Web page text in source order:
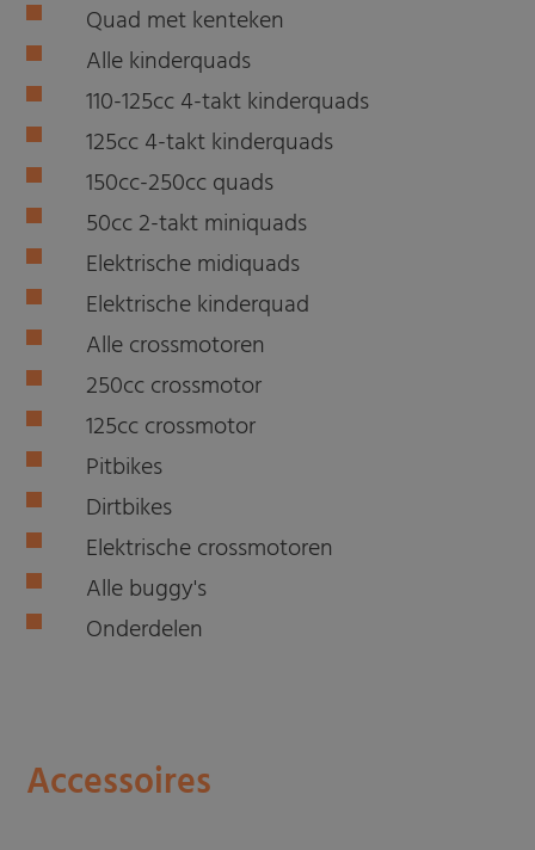
Quad met kenteken
Alle kinderquads
110-125cc 4-takt kinderquads
125cc 4-takt kinderquads
150cc-250cc quads
50cc 2-takt miniquads
Elektrische midiquads
Elektrische kinderquad
Alle crossmotoren
250cc crossmotor
125cc crossmotor
Pitbikes
Dirtbikes
Elektrische crossmotoren
Alle buggy's
Onderdelen
Accessoires